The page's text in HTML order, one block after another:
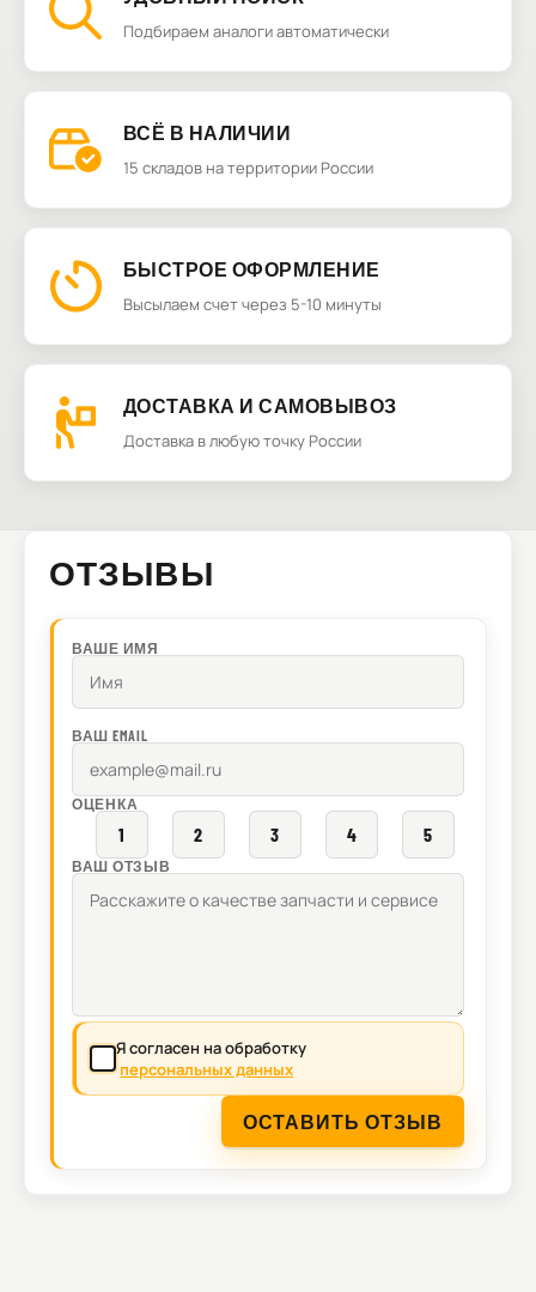
Подбираем аналоги автоматически
ВСЁ В НАЛИЧИИ
15 складов на территории России
БЫСТРОЕ ОФОРМЛЕНИЕ
Высылаем счет через 5-10 минуты
ДОСТАВКА И САМОВЫВОЗ
Доставка в любую точку России
ОТЗЫВЫ
ВАШЕ ИМЯ
ВАШ EMAIL
ОЦЕНКА
1 2 3 4 5
ВАШ ОТЗЫВ
Я согласен на обработку
персональных данных
ОСТАВИТЬ ОТЗЫВ